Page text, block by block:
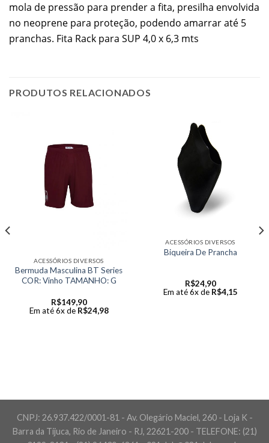
mola de pressão para prender a fita, presilha envolvida
no neoprene para proteção, podendo amarrar até 5
pranchas. Fita Rack para SUP 4,0 x 6,3 mts
PRODUTOS RELACIONADOS
ACESSÓRIOS DIVERSOS
Bermuda Masculina BT Series
COR: Vinho TAMANHO: G
R$149,90
Em até 6x de R$24,98
ACESSÓRIOS DIVERSOS
Biqueira De Prancha
R$24,90
Em até 6x de R$4,15
CNPJ: 26.937.422/0001-81 - Av. Olegário Maciel, 260 - Loja K -
Barra da Tijuca, Rio de Janeiro - RJ, 22621-200 - TELEFONE: (21)